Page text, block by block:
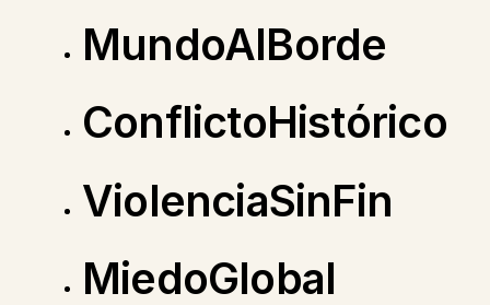
MundoAlBorde
ConflictoHistórico
ViolenciaSinFin
MiedoGlobal